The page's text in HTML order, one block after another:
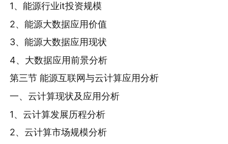
1、能源行业it投资规模
2、能源大数据应用价值
3、能源大数据应用现状
4、大数据应用前景分析
第三节 能源互联网与云计算应用分析
一、云计算现状及应用分析
1、云计算发展历程分析
2、云计算市场规模分析